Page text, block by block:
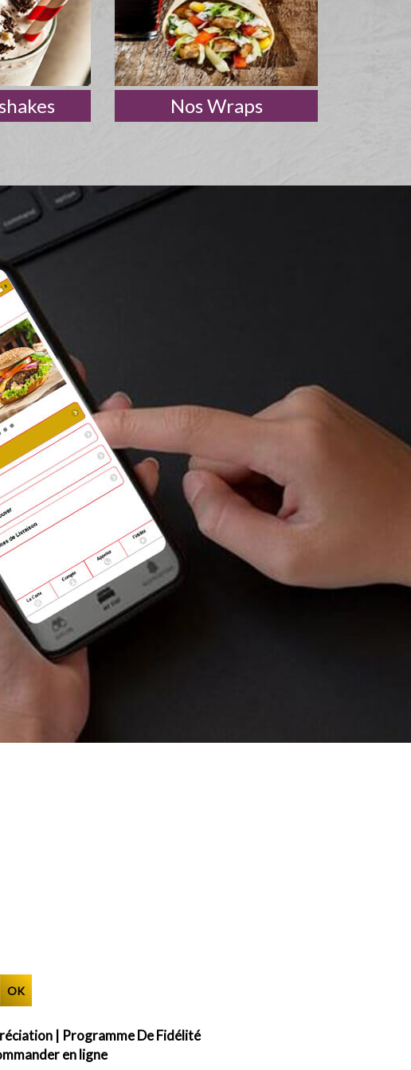
Nos Wraps
OK
Programme De Fidélité
en ligne